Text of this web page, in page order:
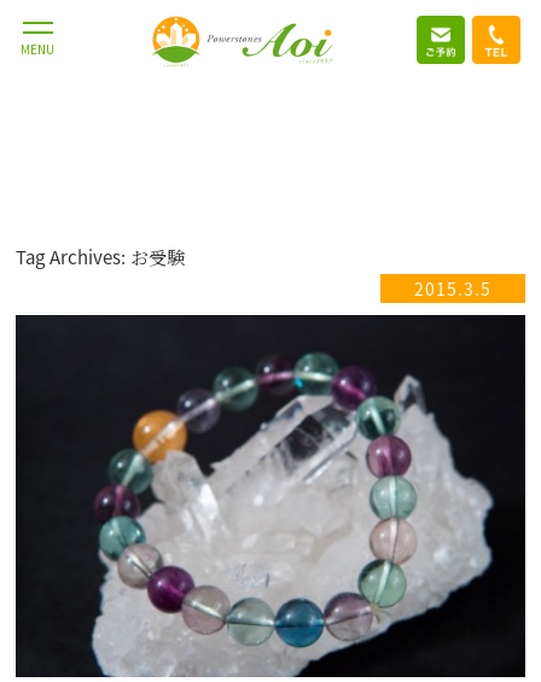
MENU
Tag Archives: お受験
2015.3.5